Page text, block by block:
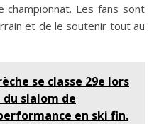
Les fans sont
et de le soutenir tout au
se classe 29e lors
slalom de
en ski fin.